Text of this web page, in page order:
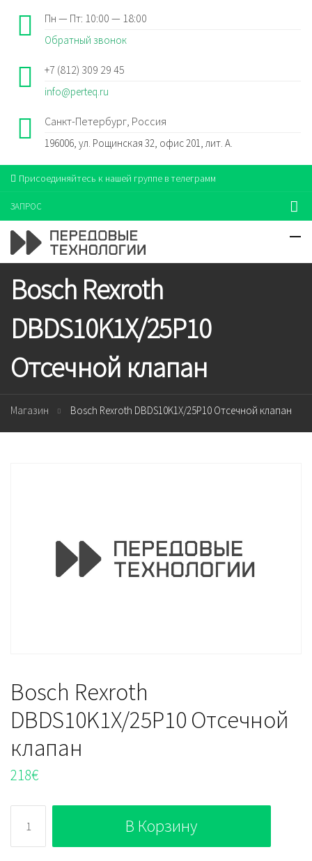
Пн — Пт: 10:00 — 18:00
Обратный звонок
+7 (812) 309 29 45
info@perteq.ru
Санкт-Петербург, Россия
196006, ул. Рощинская 32, офис 201, лит. А.
Присоединяйтесь к нашей группе в телеграмм
ЗАПРОС
Bosch Rexroth
DBDS10K1X/25P10
Отсечной клапан
Магазин Bosch Rexroth DBDS10K1X/25P10 Отсечной клапан
Bosch Rexroth
DBDS10K1X/25P10 Отсечной
клапан
218€
Bosch
Rexroth
В Корзину